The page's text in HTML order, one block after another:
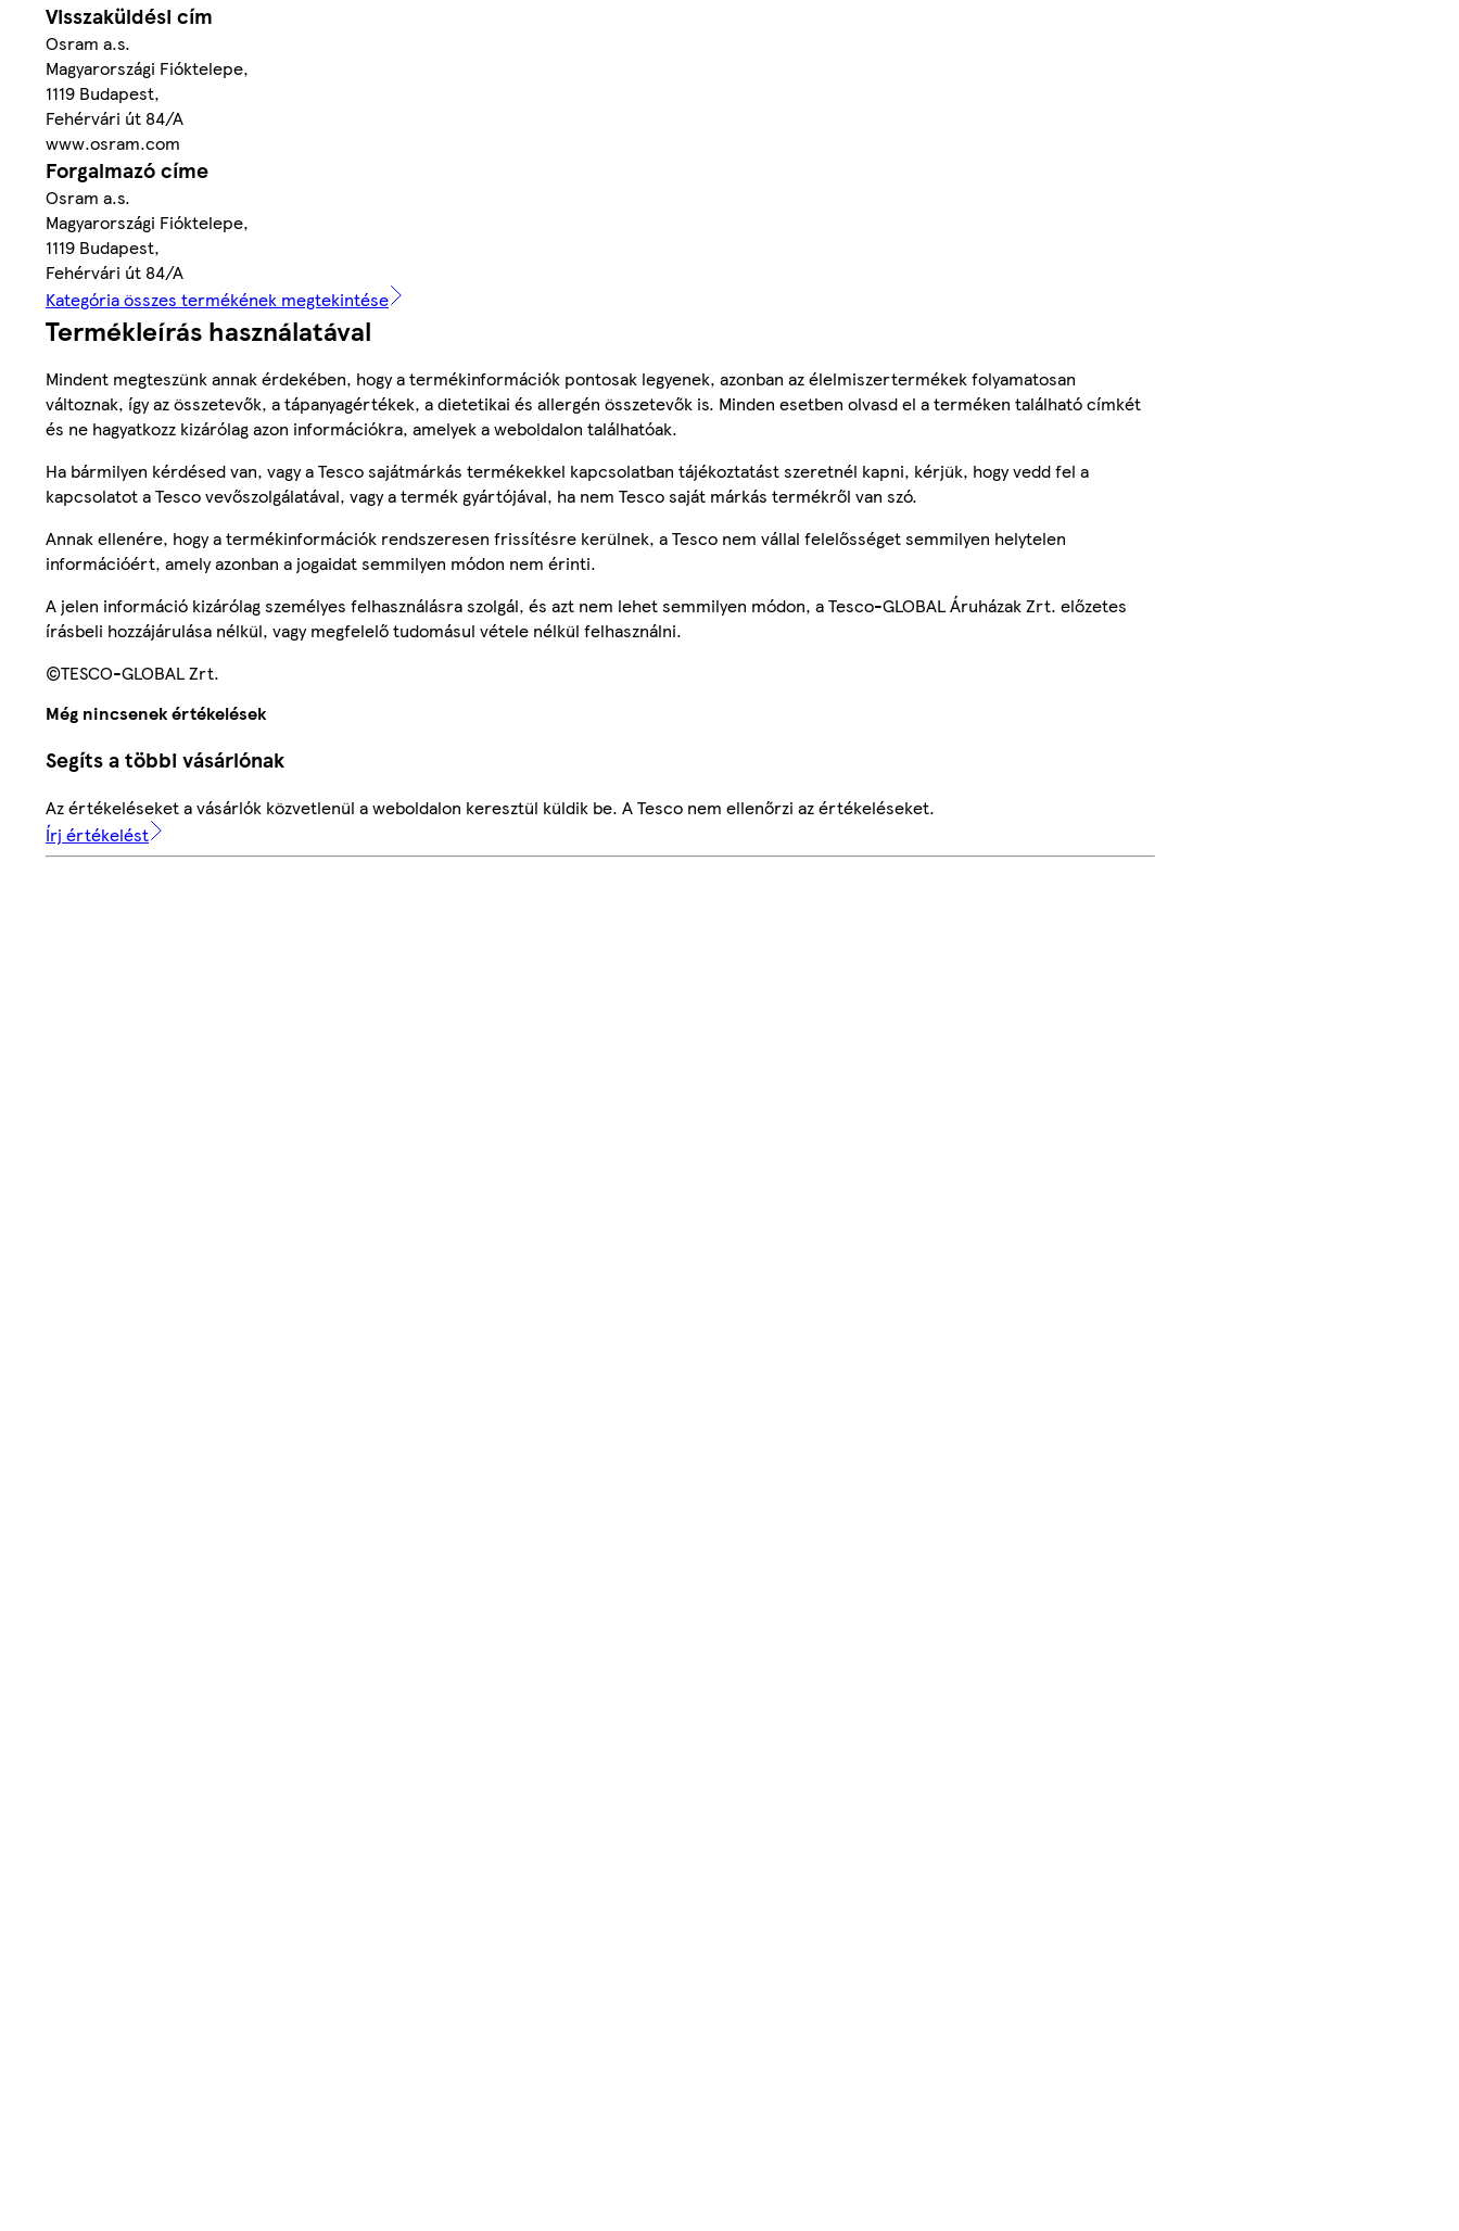
Visszaküldési cím
Osram a.s.
Magyarországi Fióktelepe,
1119 Budapest,
Fehérvári út 84/A
www.osram.com
Forgalmazó címe
Osram a.s.
Magyarországi Fióktelepe,
1119 Budapest,
Fehérvári út 84/A
Kategória összes termékének megtekintése
Termékleírás használatával
Mindent megteszünk annak érdekében, hogy a termékinformációk pontosak legyenek, azonban az élelmiszertermékek folyamatosan
változnak, így az összetevők, a tápanyagértékek, a dietetikai és allergén összetevők is. Minden esetben olvasd el a terméken található címkét
és ne hagyatkozz kizárólag azon információkra, amelyek a weboldalon találhatóak.
Ha bármilyen kérdésed van, vagy a Tesco sajátmárkás termékekkel kapcsolatban tájékoztatást szeretnél kapni, kérjük, hogy vedd fel a
kapcsolatot a Tesco vevőszolgálatával, vagy a termék gyártójával, ha nem Tesco saját márkás termékről van szó.
Annak ellenére, hogy a termékinformációk rendszeresen frissítésre kerülnek, a Tesco nem vállal felelősséget semmilyen helytelen
információért, amely azonban a jogaidat semmilyen módon nem érinti.
A jelen információ kizárólag személyes felhasználásra szolgál, és azt nem lehet semmilyen módon, a Tesco-GLOBAL Áruházak Zrt. előzetes
írásbeli hozzájárulása nélkül, vagy megfelelő tudomásul vétele nélkül felhasználni.
©TESCO-GLOBAL Zrt.
Még nincsenek értékelések
Segíts a többi vásárlónak
Az értékeléseket a vásárlók közvetlenül a weboldalon keresztül küldik be. A Tesco nem ellenőrzi az értékeléseket.
Írj értékelést